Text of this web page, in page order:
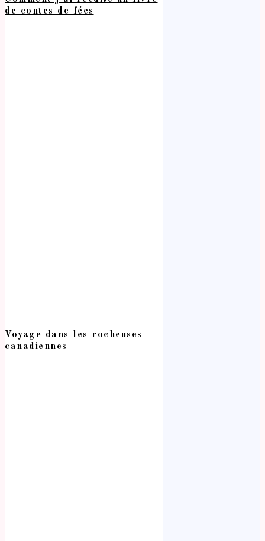
de contes de fées
Voyage dans les rocheuses
canadiennes